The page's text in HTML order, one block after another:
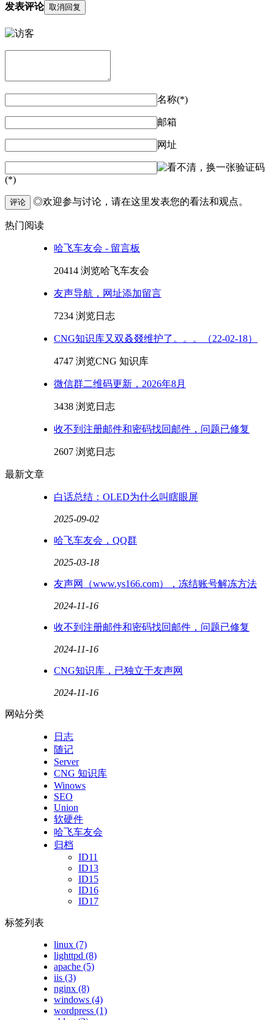
发表评论 取消回复
名称(*)
邮箱
网址
验证码
(*)
评论 ◎欢迎参与讨论，请在这里发表您的看法和观点。
热门阅读
哈飞车友会 - 留言板
20414 浏览哈飞车友会
友声导航，网址添加留言
7234 浏览日志
CNG知识库又双叒叕维护了。。。（22-02-18）
4747 浏览CNG 知识库
微信群二维码更新，2026年8月
3438 浏览日志
收不到注册邮件和密码找回邮件，问题已修复
2607 浏览日志
最新文章
白话总结：OLED为什么叫瞎眼屏
2025-09-02
哈飞车友会，QQ群
2025-03-18
友声网（www.ys166.com），冻结账号解冻方法
2024-11-16
收不到注册邮件和密码找回邮件，问题已修复
2024-11-16
CNG知识库，已独立于友声网
2024-11-16
网站分类
日志
随记
Server
CNG 知识库
Winows
SEO
Union
软硬件
哈飞车友会
归档
ID11
ID13
ID15
ID16
ID17
标签列表
linux (7)
lighttpd (8)
apache (5)
iis (3)
nginx (8)
windows (4)
wordpress (1)